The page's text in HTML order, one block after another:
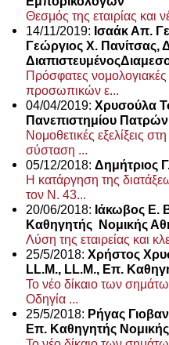
Θεσμός της εταιρίας και
14/11/2019: Ισαάκ Απ.
Γεώργιος Χ. Πανίτσας,
Πρόσφατες νομολογιακές
προσωπικών ε...
04/04/2019: Χρυσούλα
Πανεπιστημίου Πατρών
Νομοθετικές εξελίξεις
σύσταση ...
05/12/2018: Δημήτριος
Η κατάργηση της
τον Ν. 43...
20/06/2018: Ιάκωβος Ε.
Καθηγητής Νομικής
Λύση της εταιρείας και
25/5/2018: Χρήστος
LL.M., LL.M., Επ.
Το νέο δίκαιο των
Οδηγία ...
25/5/2018: Ρήγας
Επ. Καθηγητής